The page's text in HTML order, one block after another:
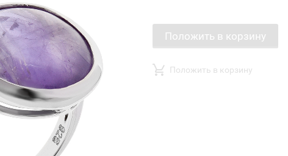
Положить в корзину
Положить в корзину